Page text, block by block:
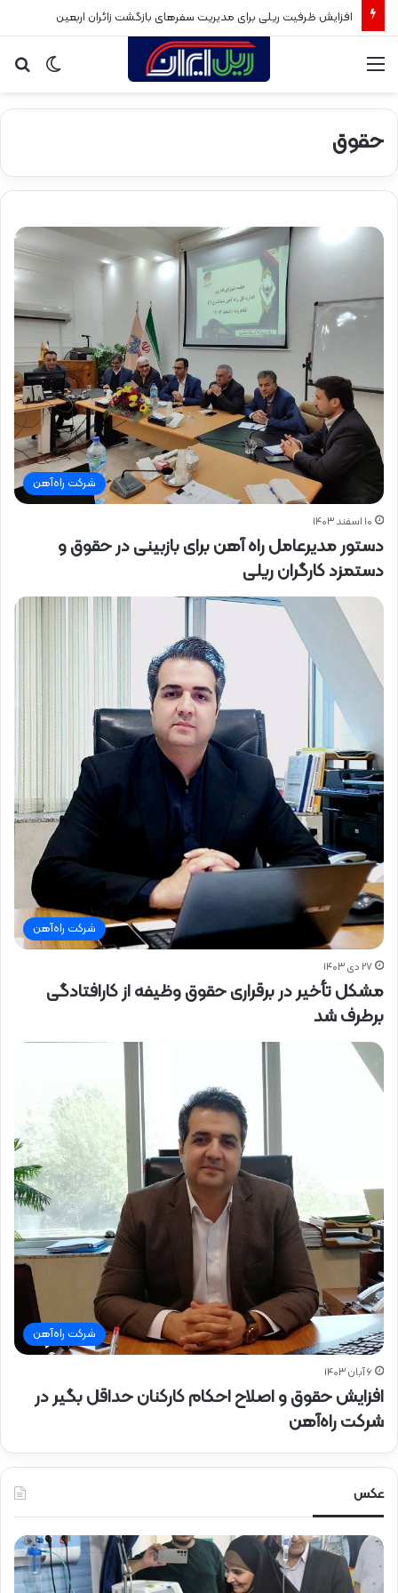
افزایش ظرفیت ریلی برای مدیریت سفرهای بازگشت زائران اربعین
تغییر
حقوق
شرکت راه‌آهن
۱۰ اسفند ۱۴۰۳
دستور مدیرعامل راه آهن برای بازبینی در حقوق و
دستمزد کارگران ریلی
شرکت راه‌آهن
۲۷ دی ۱۴۰۳
مشکل تأخیر در برقراری حقوق وظیفه از کارافتادگی
برطرف شد
شرکت راه‌آهن
۶ آبان ۱۴۰۳
افزایش حقوق و اصلاح احکام کارکنان حداقل بگیر در
شرکت راه‌آهن
عکس
ح
ض
و